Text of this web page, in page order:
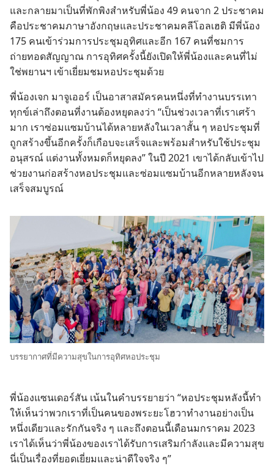
และ​กลาย​มา​เป็น​ที่​พักพิง​สำหรับ​พี่​น้อง 49 คน​จาก 2 ประชาคม
คือ​ประชาคม​ภาษา​อังกฤษ​และ​ประชาคม​คลีโอลเฮติ มี​พี่​น้อง
175 คน​เข้า​ร่วม​การ​ประชุม​อุทิศ​และ​อีก 167 คน​ที่​ชม​การ​
ถ่ายทอด​สัญญาณ การ​อุทิศ​ครั้ง​นี้​ยัง​เปิด​ให้​พี่​น้อง​และ​คน​ที่​ไม่​
ใช่​พยาน​ฯ​ ​เข้า​เยี่ยม​ชม​หอ​ประชุม​ด้วย
พี่​น้อง​เจก มาจูเออร์ เป็น​อาสา​สมัคร​คน​หนึ่ง​ที่​ทำ​งาน​บรรเทา​
ทุกข์​เล่า​ถึง​ตอน​ที่​งาน​ต้อง​หยุด​ลง​ว่า “เป็น​ช่วง​เวลา​ที่​เรา​เศร้า​
มาก เรา​ซ่อมแซม​บ้าน​ได้​หลาย​หลัง​ใน​เวลา​สั้น​ ๆ หอ​ประชุม​ที่​
ถูก​สร้าง​ขึ้น​อีก​ครั้ง​ก็​เกือบ​จะ​เสร็จ​และ​พร้อม​สำหรับ​ใช้​ประชุม​
อนุสรณ์ แต่​งาน​ทั้ง​หมด​ก็​หยุด​ลง” ใน​ปี 2021 เขา​ได้​กลับ​เข้า​ไป​
ช่วย​งาน​ก่อ​สร้าง​หอ​ประชุม​และ​ซ่อมแซม​บ้าน​อีก​หลาย​หลัง​จน​
เสร็จ​สมบูรณ์
บรรยากาศ​ที่​มี​ความ​สุข​ใน​การ​อุทิศ​หอ​ประชุม
พี่​น้อง​แซนเดอร์สัน เน้น​ใน​คำ​บรรยาย​ว่า “หอ​ประชุม​หลัง​นี้​ทำ​
ให้​เห็น​ว่า​พวก​เรา​ที่​เป็น​คน​ของ​พระ​ยะโฮวา​ทำ​งาน​อย่าง​เป็น​
หนึ่ง​เดียว​และ​รัก​กัน​จริง​ ๆ และ​ถึง​ตอน​นี้​เดือน​มกราคม 2023
เรา​ได้​เห็น​ว่า​พี่​น้อง​ของ​เรา​ได้​รับ​การ​เสริม​กำลัง​และ​มี​ความ​สุข
นี่​เป็น​เรื่อง​ที่​ยอด​เยี่ยม​และ​น่า​ดีใจ​จริง​ ๆ”